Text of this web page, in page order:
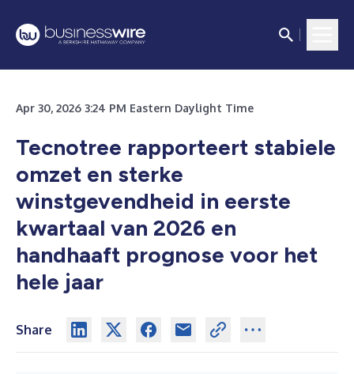
Apr 30, 2026 3:24 PM Eastern Daylight Time
Tecnotree rapporteert stabiele
omzet en sterke
winstgevendheid in eerste
kwartaal van 2026 en
handhaaft prognose voor het
hele jaar
Share